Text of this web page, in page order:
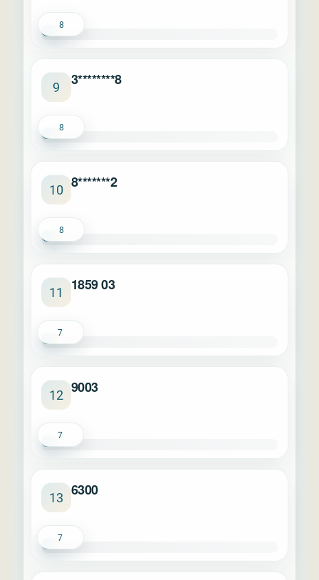
8
9 3********8
8
10 8*******2
8
11 1859 03
7
12 9003
7
13 6300
7